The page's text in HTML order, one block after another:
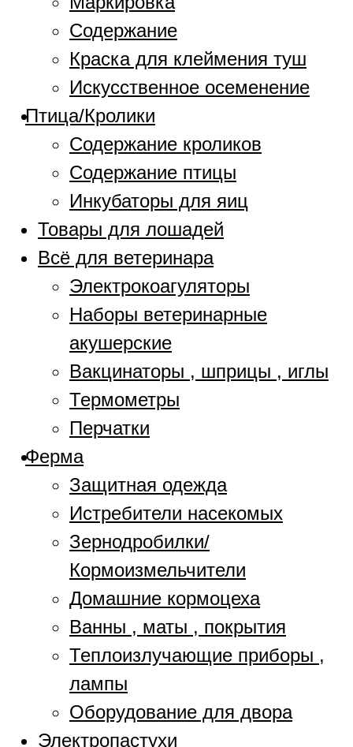
Содержание
Краска для клеймения туш
Искусственное осеменение
Птица/Кролики
Содержание кроликов
Содержание птицы
Инкубаторы для яиц
Товары для лошадей
Всё для ветеринара
Электрокоагуляторы
Наборы ветеринарные
акушерские
Вакцинаторы , шприцы , иглы
Термометры
Перчатки
Ферма
Защитная одежда
Истребители насекомых
Зернодробилки/
Кормоизмельчители
Домашние кормоцеха
Ванны , маты , покрытия
Теплоизлучающие приборы ,
лампы
Оборудование для двора
Электропастухи